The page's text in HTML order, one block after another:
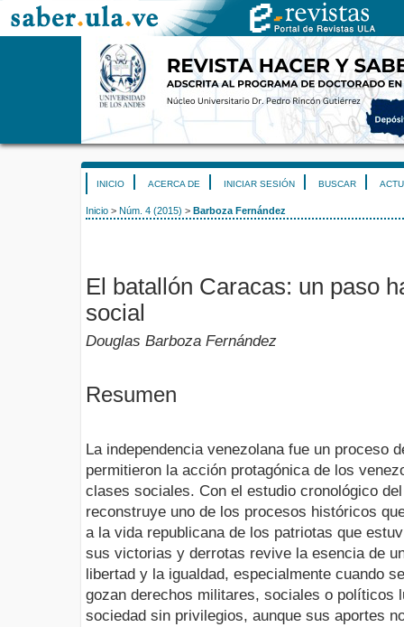
INICIO ACERCA DE INICIAR SESIÓN BUSCAR
Inicio > Núm. 4 (2015) > Barboza Fernández
El batallón Caracas: un paso
social
Douglas Barboza Fernández
Resumen
La independencia venezolana fue un proceso
permitieron la acción protagónica de los
clases sociales. Con el estudio cronológico
reconstruye uno de los procesos históricos
a la vida republicana de los patriotas que
sus victorias y derrotas revive la esencia de
libertad y la igualdad, especialmente cuando
gozan derechos militares, sociales o políticos
sociedad sin privilegios, aunque sus aportes